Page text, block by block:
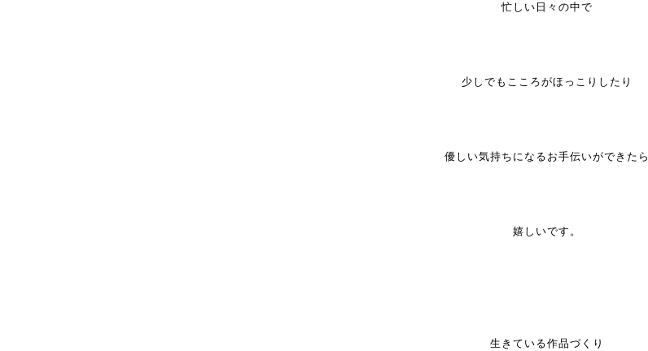
忙しい日々の中で
少しでもこころがほっこりしたり
優しい気持ちになるお手伝いができたら
嬉しいです。
生きている作品づくり